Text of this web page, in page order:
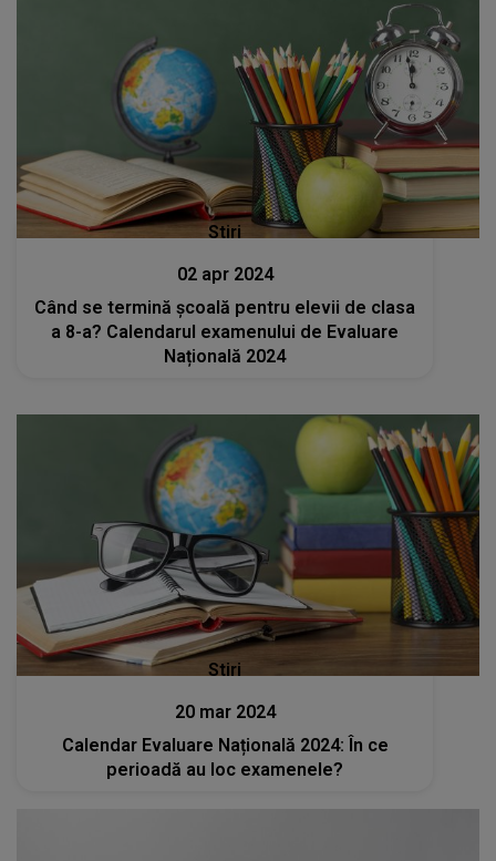
Stiri
02 apr 2024
Când se termină școală pentru elevii de clasa
a 8-a? Calendarul examenului de Evaluare
Națională 2024
Stiri
20 mar 2024
Calendar Evaluare Națională 2024: În ce
perioadă au loc examenele?